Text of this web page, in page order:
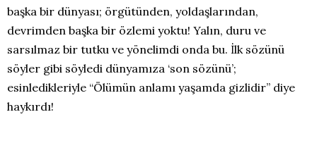
başka bir dünyası; örgütünden, yoldaşlarından,
devrimden başka bir özlemi yoktu! Yalın, duru ve
sarsılmaz bir tutku ve yönelimdi onda bu. İlk sözünü
söyler gibi söyledi dünyamıza ‘son sözünü’;
esinledikleriyle “Ölümün anlamı yaşamda gizlidir” diye
haykırdı!